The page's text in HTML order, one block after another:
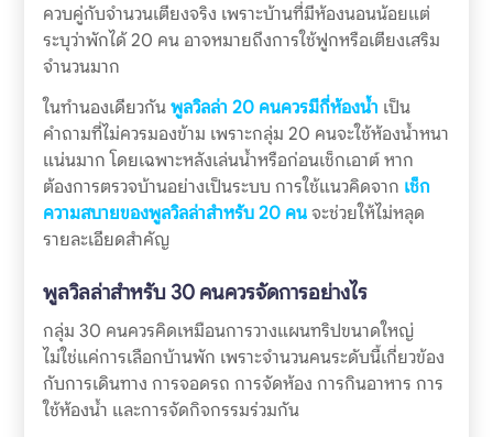
ควบคู่กับจำนวนเตียงจริง เพราะบ้านที่มีห้องนอนน้อยแต่
ระบุว่าพักได้ 20 คน อาจหมายถึงการใช้ฟูกหรือเตียงเสริม
จำนวนมาก
ในทำนองเดียวกันพูลวิลล่า 20 คนควรมีกี่ห้องน้ำ เป็น
คำถามที่ไม่ควรมองข้าม เพราะกลุ่ม 20 คนจะใช้ห้องน้ำหนา
แน่นมาก โดยเฉพาะหลังเล่นน้ำหรือก่อนเช็กเอาต์ หาก
ต้องการตรวจบ้านอย่างเป็นระบบ การใช้แนวคิดจาก เช็ก
ความสบายของพูลวิลล่าสำหรับ 20 คนจะช่วยให้ไม่หลุด
รายละเอียดสำคัญ
พูลวิลล่าสำหรับ 30 คนควรจัดการอย่างไร
กลุ่ม 30 คนควรคิดเหมือนการวางแผนทริปขนาดใหญ่
ไม่ใช่แค่การเลือกบ้านพัก เพราะจำนวนคนระดับนี้เกี่ยวข้อง
กับการเดินทาง การจอดรถ การจัดห้อง การกินอาหาร การ
ใช้ห้องน้ำ และการจัดกิจกรรมร่วมกัน